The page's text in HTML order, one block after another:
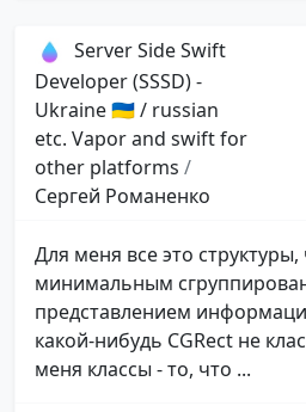
Server Side Swift
Developer (SSSD) -
Ukraine 🇺🇦 / russian
etc. Vapor and swift for
other platforms /
Сергей Романенко
Для меня все это структуры,
минимальным
представлением
какой-нибудь CGRect не
меня классы - то, что ...